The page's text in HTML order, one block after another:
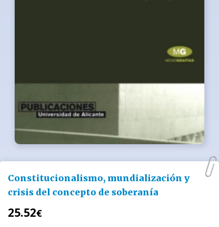
Constitucionalismo, mundialización y
crisis del concepto de soberanía
25.52€